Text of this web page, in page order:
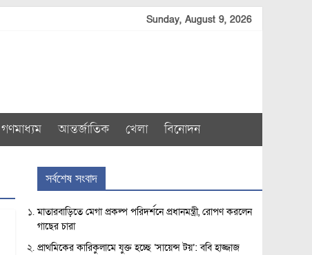
Sunday, August 9, 2026
গণমাধ্যম আন্তর্জাতিক খেলা বিনোদন
সর্বশেষ সংবাদ
মাতারবাড়িতে মেগা প্রকল্প পরিদর্শনে প্রধানমন্ত্রী, রোপণ করলেন
গাছের চারা
প্রাথমিকের কারিকুলামে যুক্ত হচ্ছে ‘সায়েন্স টয়’: ববি হাজ্জাজ